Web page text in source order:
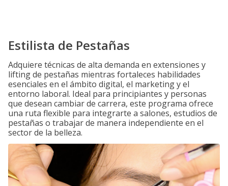
Estilista de Pestañas
Adquiere técnicas de alta demanda en extensiones y
lifting de pestañas mientras fortaleces habilidades
esenciales en el ámbito digital, el marketing y el
entorno laboral. Ideal para principiantes y personas
que desean cambiar de carrera, este programa ofrece
una ruta flexible para integrarte a salones, estudios de
pestañas o trabajar de manera independiente en el
sector de la belleza.